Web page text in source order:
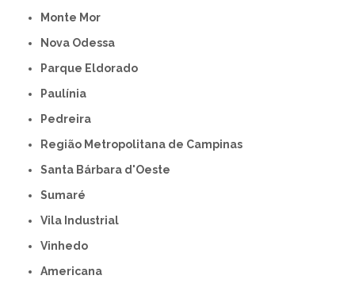
Monte Mor
Nova Odessa
Parque Eldorado
Paulínia
Pedreira
Região Metropolitana de Campinas
Santa Bárbara d'Oeste
Sumaré
Vila Industrial
Vinhedo
americana